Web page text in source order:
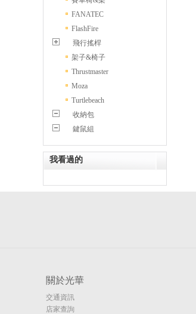
FANATEC
FlashFire
飛行搖桿
架子&椅子
Thrustmaster
Moza
Turtlebeach
收納包
鍵鼠組
我看過的
關於光華
交通資訊
店家查詢